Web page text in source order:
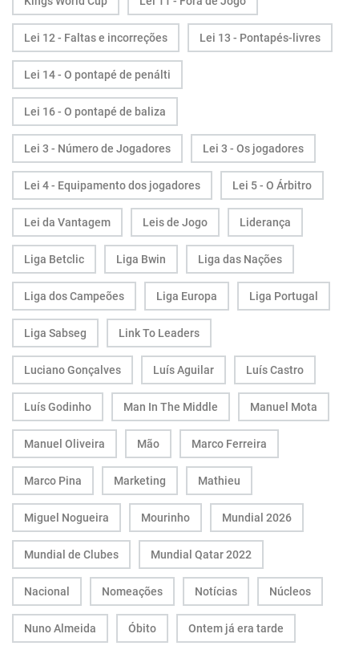
Lei 12 - Faltas e incorreções Lei 13 - Pontapés-livres
Lei 14 - O pontapé de penálti
Lei 16 - O pontapé de baliza
Lei 3 - Número de Jogadores Lei 3 - Os jogadores
Lei 4 - Equipamento dos jogadores Lei 5 - O Árbitro
Lei da Vantagem Leis de Jogo Liderança
Liga Betclic Liga Bwin Liga das Nações
Liga dos Campeões Liga Europa Liga Portugal
Liga Sabseg Link To Leaders
Luciano Gonçalves Luís Aguilar Luís Castro
Luís Godinho Man In The Middle Manuel Mota
Manuel Oliveira Mão Marco Ferreira
Marco Pina Marketing Mathieu
Miguel Nogueira Mourinho Mundial 2026
Mundial de Clubes Mundial Qatar 2022
Nacional Nomeações Notícias Núcleos
Nuno Almeida Óbito Ontem já era tarde